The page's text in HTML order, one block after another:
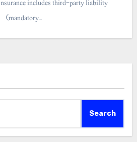
(mandatory…
Search